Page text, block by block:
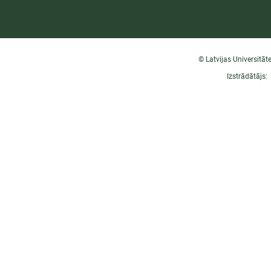
© Latvijas
Izstrādātājs: